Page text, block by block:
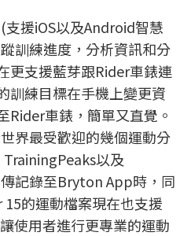
援iOS以及Android智慧
訓練進度，分析資訊和分
更支援藍芽跟Rider車錶連
訓練目標在手機上變更資
Rider車錶，簡單又直覺。
界最受歡迎的幾個運動分
TrainingPeaks以及
記錄至Bryton App時，同
的運動檔案現在也支援
使用者進行更專業的運動